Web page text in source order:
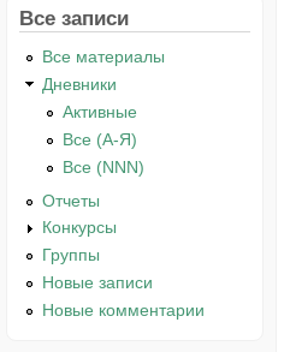
Все записи
Все материалы
Дневники
Активные
Все (А-Я)
Все (NNN)
Отчеты
Конкурсы
Группы
Новые записи
Новые комментарии